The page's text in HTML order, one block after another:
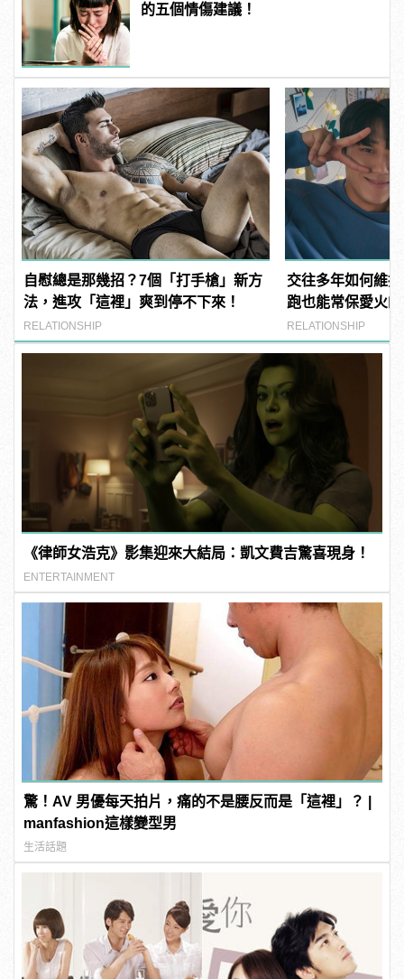
的五個情傷建議！
自慰總是那幾招？7個「打手槍」新方
法，進攻「這裡」爽到停不下來！
RELATIONSHIP
交往多年如何維
跑也能常保愛火
RELATIONSHIP
《律師女浩克》影集迎來大結局：凱文費吉驚喜現身！
ENTERTAINMENT
驚！AV 男優每天拍片，痛的不是腰反而是「這裡」？ |
manfashion這樣變型男
生活話題